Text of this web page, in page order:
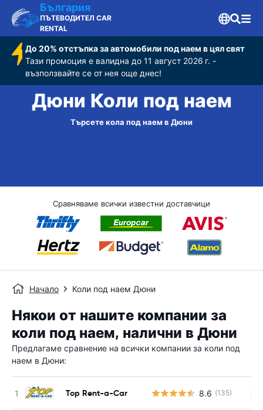
България
ПЪТЕВОДИТЕЛ CAR
RENTAL
До 20% отстъпка за автомобили под наем в цял свят
Тази промоция е валидна до 11 август 2026 г. -
възползвайте се от нея още днес!
Дюни Коли под наем
Търсете кола под наем в Дюни
Сравняваме всички известни доставчици
Начало Коли под наем Дюни
Някои от нашите компании за
коли под наем, налични в Дюни
Предлагаме сравнение на всички компании за коли под
наем в Дюни:
Top Rent-a-Car 8.6 (135)